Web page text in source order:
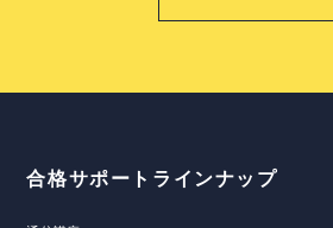
合格サポートラインナップ